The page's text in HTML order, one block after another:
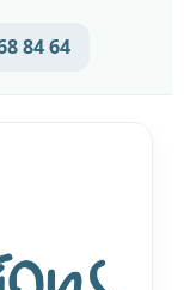
84 64